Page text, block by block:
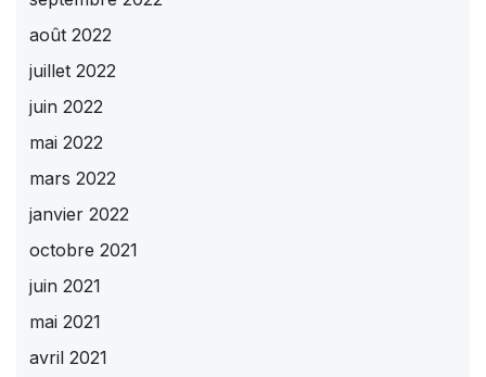
août 2022
juillet 2022
juin 2022
mai 2022
mars 2022
janvier 2022
octobre 2021
juin 2021
mai 2021
avril 2021